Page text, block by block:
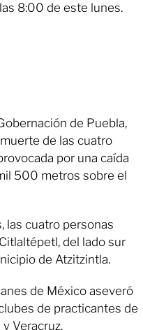
8:00 de este lunes.
de Puebla,
de las cuatro
por una caída
500 metros sobre el
las cuatro personas
del lado sur
de Atzitzintla.
de México aseveró
de practicantes de
Veracruz.